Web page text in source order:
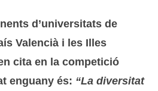
d’universitats de
Valencià i les Illes
cita en la competició
enguany és: “La diversitat